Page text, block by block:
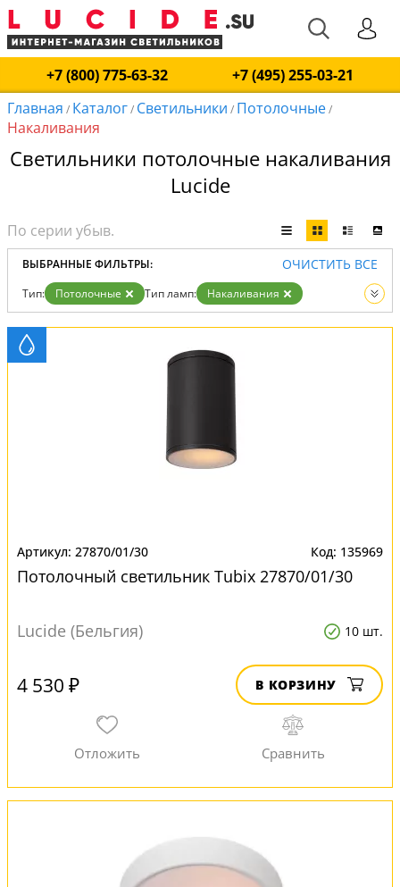
+7 (800) 775-63-32
+7 (495) 255-03-21
Главная / Каталог/ Светильники / Потолочные/
Накаливания
Светильники потолочные накаливания
Lucide
ВЫБРАННЫЕ ФИЛЬТРЫ: ОЧИСТИТЬ ВСЕ
Тип: Потолочные Тип ламп:
Накаливания
Вид:
Светильники
27870/01/30 135969
Потолочный светильник Tubix 27870/01/30
Lucide (Бельгия) 10 шт.
4 530 ₽ В КОРЗИНУ